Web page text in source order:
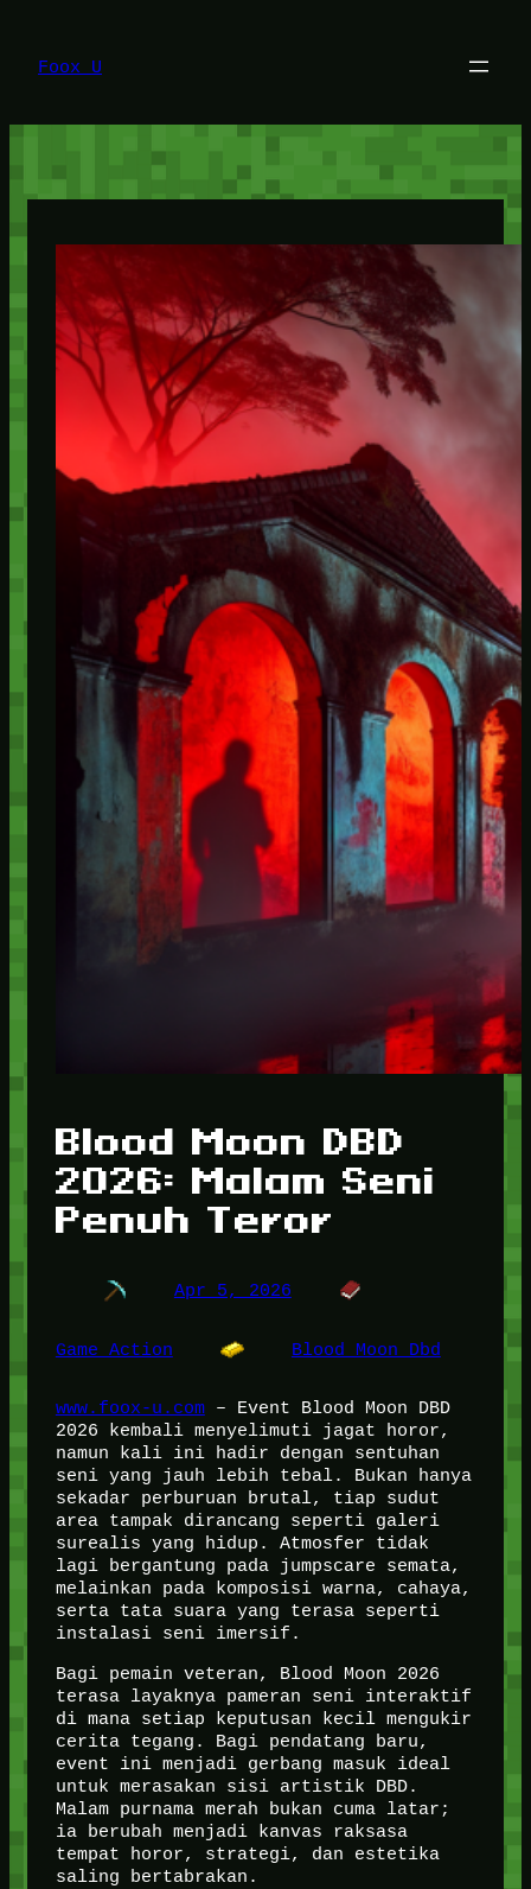
konten
Foox U
Blood Moon DBD
2026: Malam Seni
Penuh Teror
Apr 5, 2026
Game Action Blood Moon Dbd
www.foox-u.com– Event Blood Moon DBD
2026 kembali menyelimuti jagat horor,
namun kali ini hadir dengan sentuhan
seni yang jauh lebih tebal. Bukan hanya
sekadar perburuan brutal, tiap sudut
area tampak dirancang seperti galeri
surealis yang hidup. Atmosfer tidak
lagi bergantung pada jumpscare semata,
melainkan pada komposisi warna, cahaya,
serta tata suara yang terasa seperti
instalasi seni imersif.
Bagi pemain veteran, Blood Moon 2026
terasa layaknya pameran seni interaktif
di mana setiap keputusan kecil mengukir
cerita tegang. Bagi pendatang baru,
event ini menjadi gerbang masuk ideal
untuk merasakan sisi artistik DBD.
Malam purnama merah bukan cuma latar;
ia berubah menjadi kanvas raksasa
tempat horor, strategi, dan estetika
saling bertabrakan.